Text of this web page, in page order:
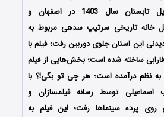
ببین!»؛ این فیلم اوایل تابستان سال 1403 در اصفهان و
خانه تاریخی سرتیپ سدهی مربوط به
این استان جلوی دوربین رفت؛ فیلم با
ساخته شده است؛ بخش‌هایی از فیلم
به نظم درآمده است؛ هر چی تو بگی!؟ با
توسط رسانه فیلمسازان و
روی پرده سینماها رفت؛ این فیلم به